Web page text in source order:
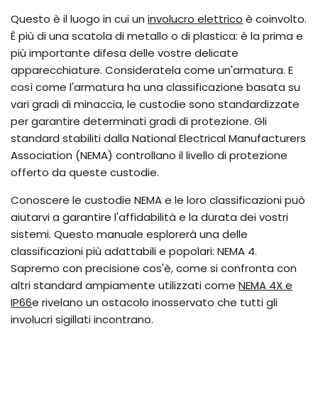
Questo è il luogo in cui un involucro elettrico è coinvolto.
È più di una scatola di metallo o di plastica: è la prima e
più importante difesa delle vostre delicate
apparecchiature. Consideratela come un'armatura. E
così come l'armatura ha una classificazione basata su
vari gradi di minaccia, le custodie sono standardizzate
per garantire determinati gradi di protezione. Gli
standard stabiliti dalla National Electrical Manufacturers
Association (NEMA) controllano il livello di protezione
offerto da queste custodie.
Conoscere le custodie NEMA e le loro classificazioni può
aiutarvi a garantire l'affidabilità e la durata dei vostri
sistemi. Questo manuale esplorerà una delle
classificazioni più adattabili e popolari: NEMA 4.
Sapremo con precisione cos'è, come si confronta con
altri standard ampiamente utilizzati come NEMA 4X e
IP66e rivelano un ostacolo inosservato che tutti gli
involucri sigillati incontrano.